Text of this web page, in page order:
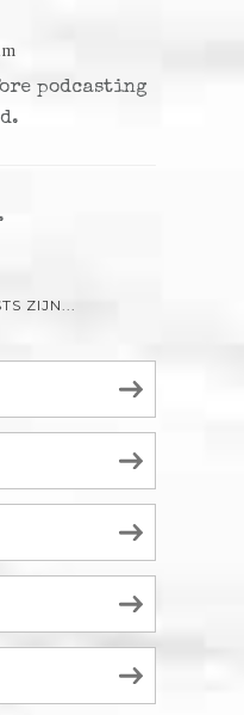
podcasting
ZIJN...